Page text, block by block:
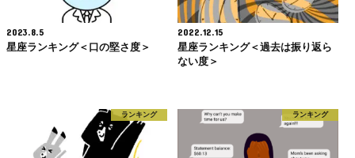
2023.8.5
星座ランキング＜口の堅さ度＞
2022.12.15
星座ランキング＜過去は振り返ら
ない度＞
ランキング ランキング